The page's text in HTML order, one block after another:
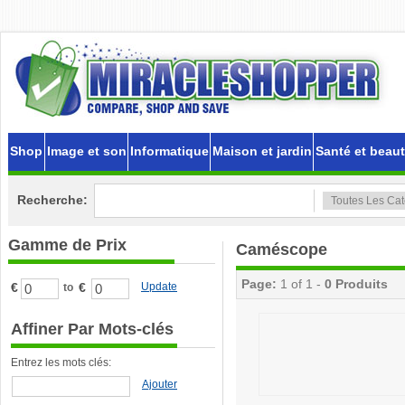
Shop Image et son Informatique Maison et jardin Santé et
Recherche:
Gamme de Prix
€ to € Update
Affiner Par Mots-clés
Entrez les mots clés:
Ajouter
Caméscope
Page: 1 of 1 - 0 Produits